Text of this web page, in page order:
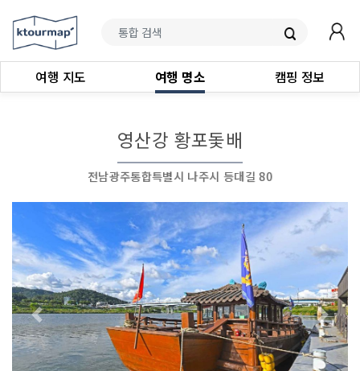
여행 지도 여행 명소 캠핑 정보
영산강 황포돛배
전남광주통합특별시 나주시 등대길 80